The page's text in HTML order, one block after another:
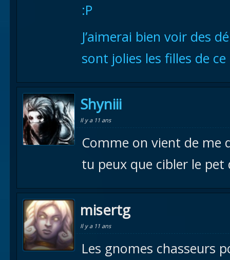
:P
J’aimerai bien voir des
sont jolies les filles de ce
Shyniii
Il y a 11 ans
Comme on vient de me
tu peux que cibler le
misertg
Il y a 11 ans
Les gnomes chasseurs